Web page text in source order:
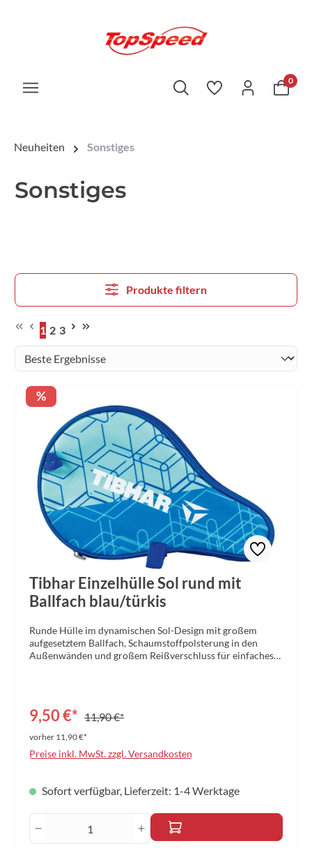
0
Neuheiten Sonstiges
Sonstiges
Produkte filtern
Seite
1
Seite
2
Seite
3
Rabatt
%
Tibhar Einzelhülle Sol rund mit
Ballfach blau/türkis
Runde Hülle im dynamischen Sol-Design mit großem
aufgesetztem Ballfach, Schaumstoffpolsterung in den
Außenwänden und großem Reißverschluss für einfaches
9,50 €* 11,90 €*
vorher 11,90 €*
Preise inkl. MwSt. zzgl. Versandkosten
Sofort verfügbar, Lieferzeit: 1-4 Werktage
Produkt Anzahl: Gib den gewünschten